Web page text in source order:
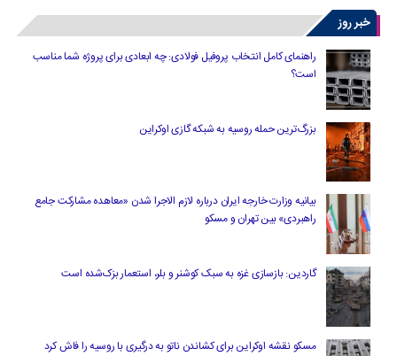
خبر روز
راهنمای کامل انتخاب پروفیل فولادی: چه ابعادی برای پروژه شما مناسب
است؟
بزرگ‌ترین حمله روسیه به شبکه گازی اوکراین
بیانیه وزارت خارجه ایران درباره لازم‌ الاجرا شدن «معاهده مشارکت جامع
راهبردی» بین تهران و مسکو
گاردین: بازسازی غزه به سبک کوشنر و بلر، استعمار بزک‌شده است
مسکو نقشه اوکراین برای کشاندن ناتو به درگیری با روسیه را فاش کرد